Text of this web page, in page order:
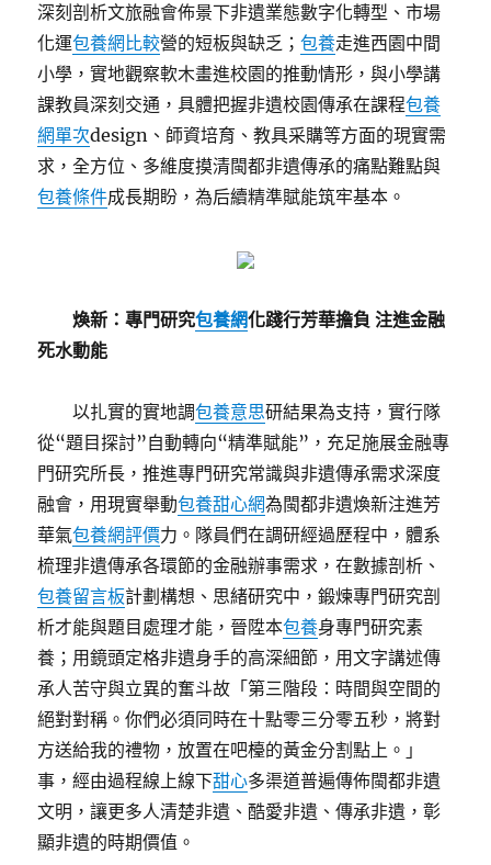
深刻剖析文旅融會佈景下非遺業態數字化轉型、市場
化運包養網比較營的短板與缺乏；包養走進西園中間
小學，實地觀察軟木畫進校園的推動情形，與小學講
課教員深刻交通，具體把握非遺校園傳承在課程包養
網單次design、師資培育、教具采購等方面的現實需
求，全方位、多維度摸清閩都非遺傳承的痛點難點與
包養條件成長期盼，為后續精準賦能筑牢基本。
煥新：專門研究包養網化踐行芳華擔負 注進金融
死水動能
以扎實的實地調包養意思研結果為支持，實行隊
從“題目探討”自動轉向“精準賦能”，充足施展金融專
門研究所長，推進專門研究常識與非遺傳承需求深度
融會，用現實舉動包養甜心網為閩都非遺煥新注進芳
華氣包養網評價力。隊員們在調研經過歷程中，體系
梳理非遺傳承各環節的金融辦事需求，在數據剖析、
包養留言板計劃構想、思緒研究中，鍛煉專門研究剖
析才能與題目處理才能，晉陞本包養身專門研究素
養；用鏡頭定格非遺身手的高深細節，用文字講述傳
承人苦守與立異的奮斗故「第三階段：時間與空間的
絕對對稱。你們必須同時在十點零三分零五秒，將對
方送給我的禮物，放置在吧檯的黃金分割點上。」
事，經由過程線上線下甜心多渠道普遍傳佈閩都非遺
文明，讓更多人清楚非遺、酷愛非遺、傳承非遺，彰
顯非遺的時期價值。